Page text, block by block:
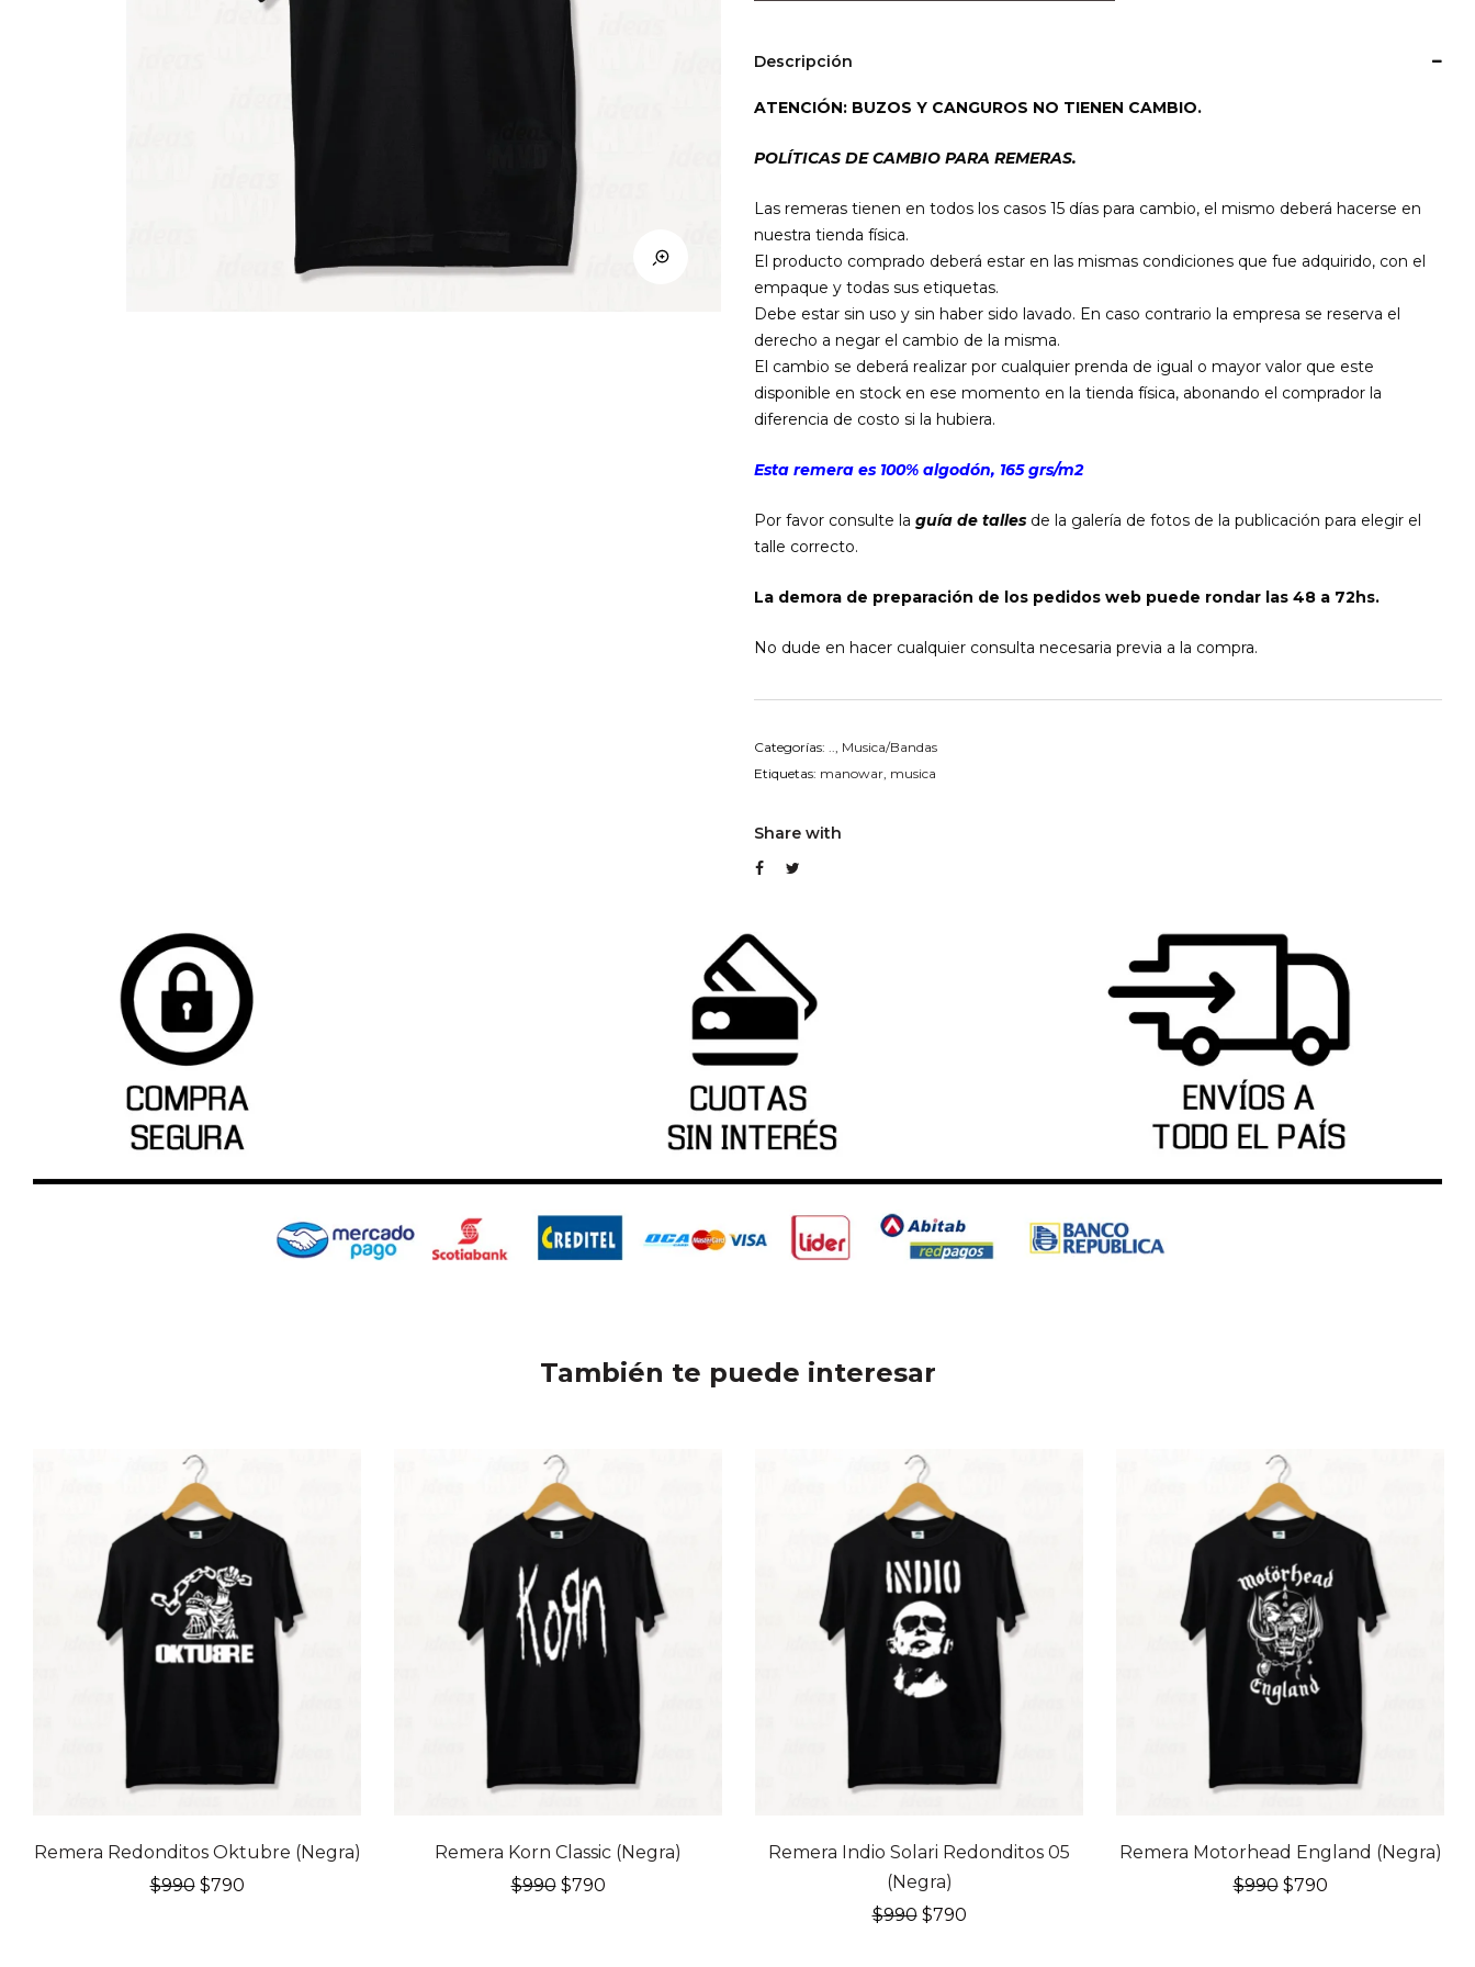
Descripción
ATENCIÓN: BUZOS Y CANGUROS NO TIENEN CAMBIO.
POLÍTICAS DE CAMBIO PARA REMERAS.
Las remeras tienen en todos los casos 15 días para cambio, el mismo deberá hacerse en
nuestra tienda física.
El producto comprado deberá estar en las mismas condiciones que fue adquirido, con el
empaque y todas sus etiquetas.
Debe estar sin uso y sin haber sido lavado. En caso contrario la empresa se reserva el
derecho a negar el cambio de la misma.
El cambio se deberá realizar por cualquier prenda de igual o mayor valor que este
disponible en stock en ese momento en la tienda física, abonando el comprador la
diferencia de costo si la hubiera.
Esta remera es 100% algodón, 165 grs/m2
Por favor consulte la guía de talles de la galería de fotos de la publicación para elegir el
talle correcto.
La demora de preparación de los pedidos web puede rondar las 48 a 72hs.
No dude en hacer cualquier consulta necesaria previa a la compra.
Categorías: .., Musica/Bandas
Etiquetas: manowar, musica
Share with
También te puede interesar
20% OFF
Remera Redonditos Oktubre (Negra)
$990 El
$790El
20% OFF
Remera Korn Classic (Negra)
$990 El
$790El
20% OFF
Remera Indio Solari Redonditos 05
(Negra)
$990 El
$790El
20% OFF
Remera Motorhead England (Negra)
$990 El
$790El